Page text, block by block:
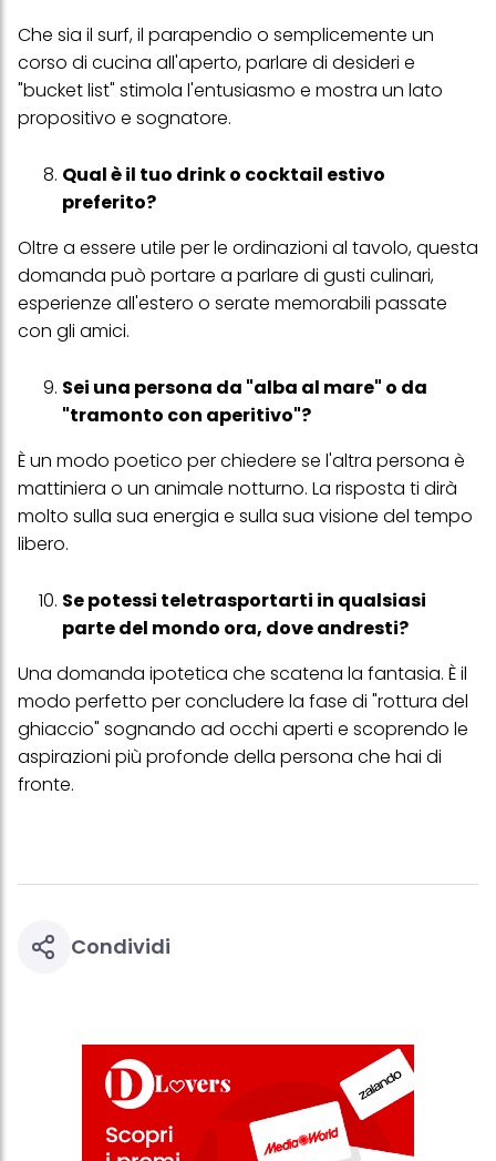
Che sia il surf, il parapendio o semplicemente un
corso di cucina all'aperto, parlare di desideri e
"bucket list" stimola l'entusiasmo e mostra un lato
propositivo e sognatore.
Qual è il tuo drink o cocktail estivo
preferito?
Oltre a essere utile per le ordinazioni al tavolo, questa
domanda può portare a parlare di gusti culinari,
esperienze all'estero o serate memorabili passate
con gli amici.
Sei una persona da "alba al mare" o da
"tramonto con aperitivo"?
È un modo poetico per chiedere se l'altra persona è
mattiniera o un animale notturno. La risposta ti dirà
molto sulla sua energia e sulla sua visione del tempo
libero.
Se potessi teletrasportarti in qualsiasi
parte del mondo ora, dove andresti?
Una domanda ipotetica che scatena la fantasia. È il
modo perfetto per concludere la fase di "rottura del
ghiaccio" sognando ad occhi aperti e scoprendo le
aspirazioni più profonde della persona che hai di
fronte.
Condividi
nella nostra Informativa sulla protezione dei dati collegata nel piè
di pagina (Sezione "Cookie, Pixel, Impronte digitali e tecnologie
simili"). Puoi revocare il tuo consenso in qualsiasi momento con
effetto per il futuro disabilitando i cookie sul nostro sito web nella
ulteriori informazioni sui cookie utilizzati su questo sito Web, in
clic su "modifica" di seguito".
Se fai clic su "Modifica" potrai trovare maggiori informazioni sul
più degli scopi sopra menzionati. Cliccando su "Accetta tutto",
acconsenti all'uso dei cookie e al trattamento dei tuoi dati
personali per tutte le finalità sopra indicate. Se fai clic su "Rifiuta",
verranno utilizzati solo i cookie tecnicamente necessari per fornirti
questo sito web.